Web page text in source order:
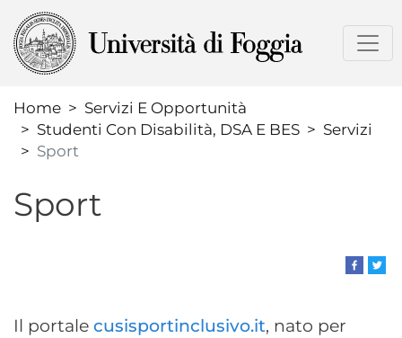
al
contenuto
Home
Servizi E Opportunità
Studenti Con Disabilità, DSA E BES
Servizi
Sport
Sport
Il portale cusisportinclusivo.it, nato per